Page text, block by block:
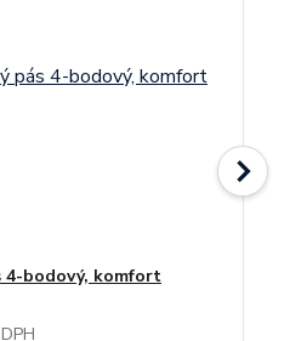
4-bodový, komfort